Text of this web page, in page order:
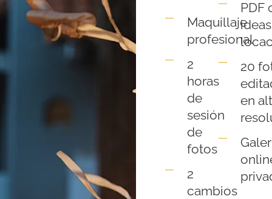
Maquillaje
profesional
2
horas
de
sesión
de
fotos
2
cambios
PDF
20
en